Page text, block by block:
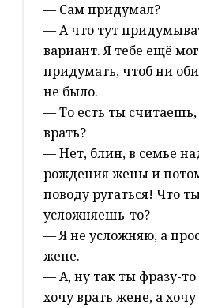
— Сам придумал?
— А что тут
вариант. Я тебе ещё
придумать, чтоб ни
не было.
— То есть ты считаешь,
врать?
— Нет, блин, в семье
рождения жены и
поводу ругаться! Что
усложняешь-то?
— Я не усложняю, а
жене.
— А, ну так ты фразу-
хочу врать жене, а